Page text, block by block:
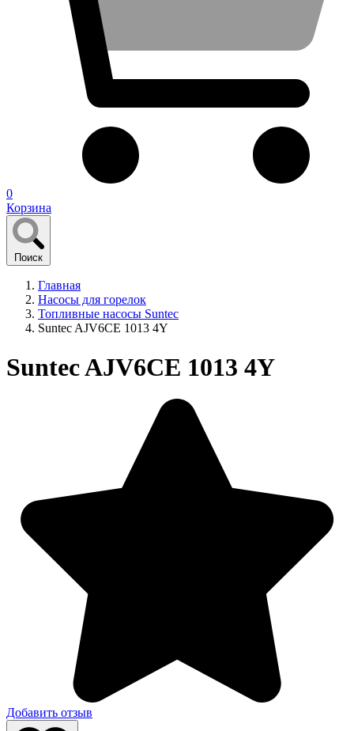
0
Корзина
Поиск
Главная
Насосы для горелок
Топливные насосы Suntec
Suntec AJV6CE 1013 4Y
Suntec AJV6CE 1013 4Y
Добавить отзыв